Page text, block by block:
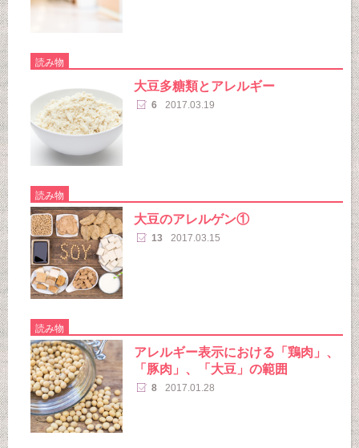
読み物
大豆多糖類とアレルギー
6 2017.03.19
読み物
大豆のアレルゲン①
13 2017.03.15
読み物
アレルギー表示における「鶏肉」、
「豚肉」、「大豆」の範囲
8 2017.01.28